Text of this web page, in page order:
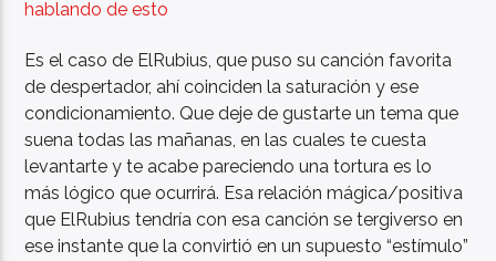
hablando de esto
Es el caso de ElRubius, que puso su canción favorita
de despertador, ahí coinciden la saturación y ese
condicionamiento. Que deje de gustarte un tema que
suena todas las mañanas, en las cuales te cuesta
levantarte y te acabe pareciendo una tortura es lo
más lógico que ocurrirá. Esa relación mágica/positiva
que ElRubius tendría con esa canción se tergiverso en
ese instante que la convirtió en un supuesto “estímulo”